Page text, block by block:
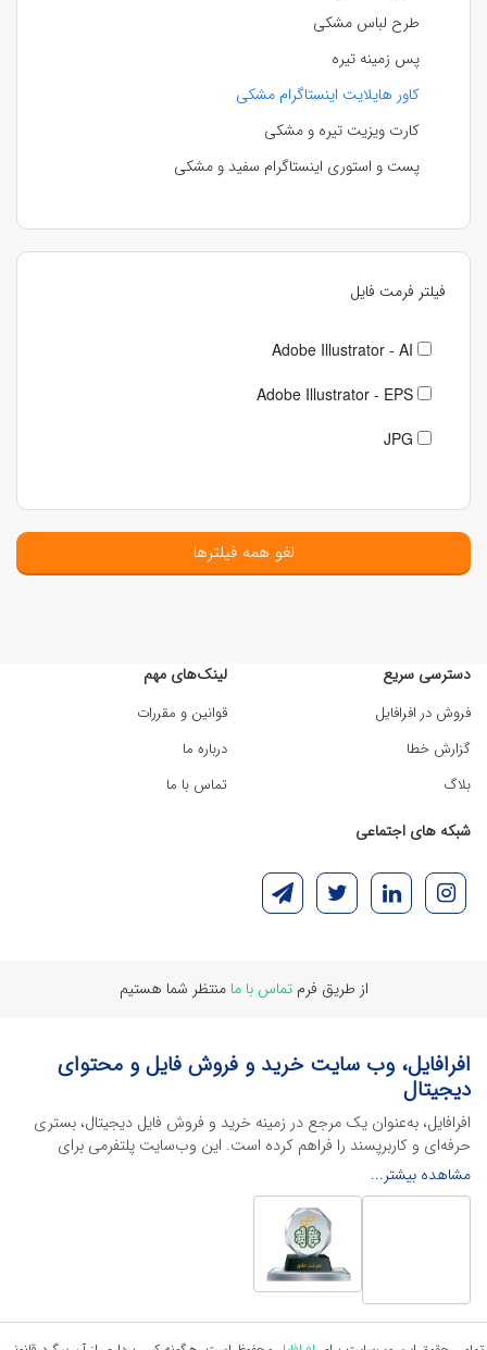
طرح لباس مشکی
پس زمینه تیره
کاور هایلایت اینستاگرام مشکی
کارت ویزیت تیره و مشکی
پست و استوری اینستاگرام سفید و مشکی
فیلتر فرمت فایل
Adobe Illustrator - AI
Adobe Illustrator - EPS
JPG
لغو همه فیلترها
دسترسی سریع
فروش در افرافایل
گزارش خطا
بلاگ
لینک‌های مهم
قوانین و مقررات
درباره ما
تماس با ما
شبکه های اجتماعی
از طریق فرمتماس با ما منتظر شما هستیم
افرافایل، وب سایت خرید و فروش فایل و محتوای
دیجیتال
افرافایل، به‌عنوان یک مرجع در زمینه خرید و فروش فایل دیجیتال، بستری
حرفه‌ای و کاربرپسند را فراهم کرده است. این وب‌سایت‌ پلتفرمی برای
طراحان، دانشجویان و فریلنسرها ایجاد می‌کند تا به راحتی محصولات
دیجیتال خود را به فروش رسانده یا از محتواهایی باکیفیت برای پیشبرد
اهدافشان استفاده کنند.
این سایت با ارائه تنوع گسترده‌ای از محصولات دیجیتال از انواع فایل های
لایه باز نرم افراهای ادیت ویدئو گرفته تا فایل لایه باز فتوشاپ، ایلاستریتور و
اکسل گرفته تا قالب‌های ارائه پاورپوینت به کاربران کمک می‌کند تا زمان و
هزینه‌های خود را کاهش داده و به سرعت پروژه‌های خود را تکمیل کنند. در
مشاهده بیشتر...